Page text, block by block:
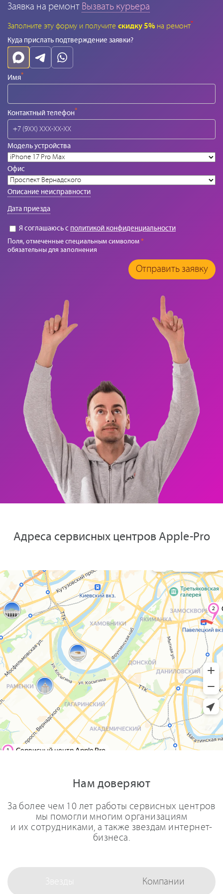
Заявка на ремонт Вызвать курьера
Заполните эту форму и получите скидку 5% на ремонт*
Куда прислать подтверждение заявки?
Имя*
Контактный телефон*
Модель устройства
Офис
Описание неисправности
Дата приезда
Я соглашаюсь с политикой конфиденциальности
Поля, отмеченные специальным символом*
обязательны для заполнения
Отправить заявку
Адреса сервисных центров Apple-Pro
Нам доверяют
За более чем 10 лет работы сервисных центров
мы помогли многим организациям
и их сотрудниками, а также звездам интернет-
бизнеса.
Звезды Компании